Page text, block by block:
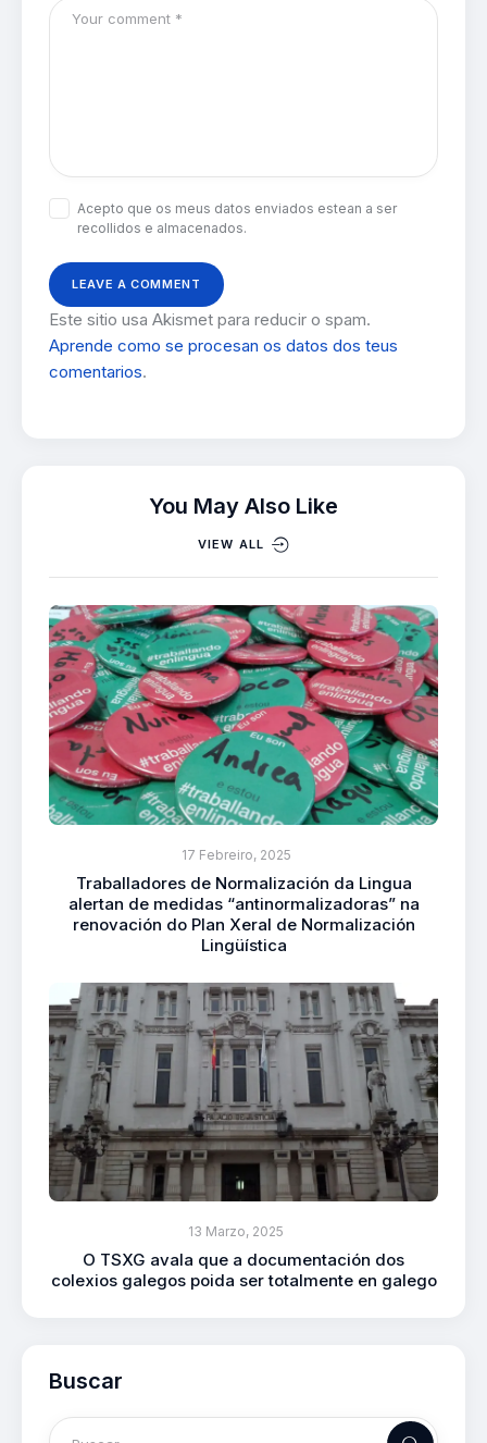
Acepto que os meus datos enviados estean a ser
recollidos e almacenados.
Este sitio usa Akismet para reducir o spam.
Aprende como se procesan os datos dos teus
comentarios.
You May Also Like
VIEW ALL
17 Febreiro, 2025
Traballadores de Normalización da Lingua
alertan de medidas “antinormalizadoras” na
renovación do Plan Xeral de Normalización
Lingüística
13 Marzo, 2025
O TSXG avala que a documentación dos
colexios galegos poida ser totalmente en galego
Buscar